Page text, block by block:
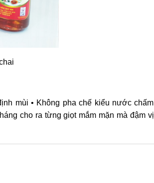
mùi • Không pha chế kiểu nước chấm
cho ra từng giọt mắm mặn mà đậm vị